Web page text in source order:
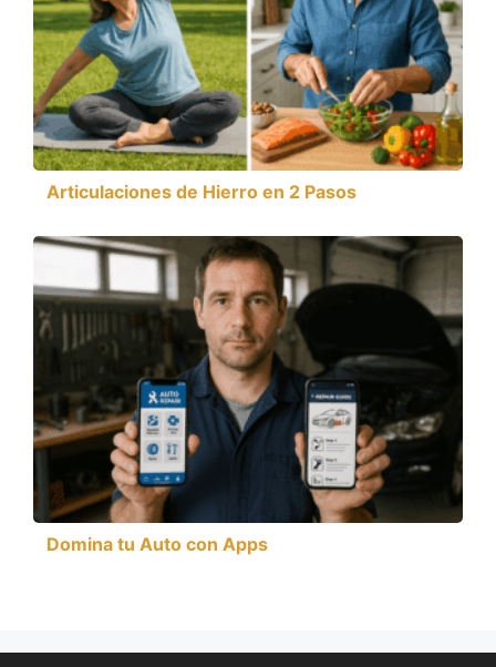
Articulaciones de Hierro en 2 Pasos
Domina tu Auto con Apps